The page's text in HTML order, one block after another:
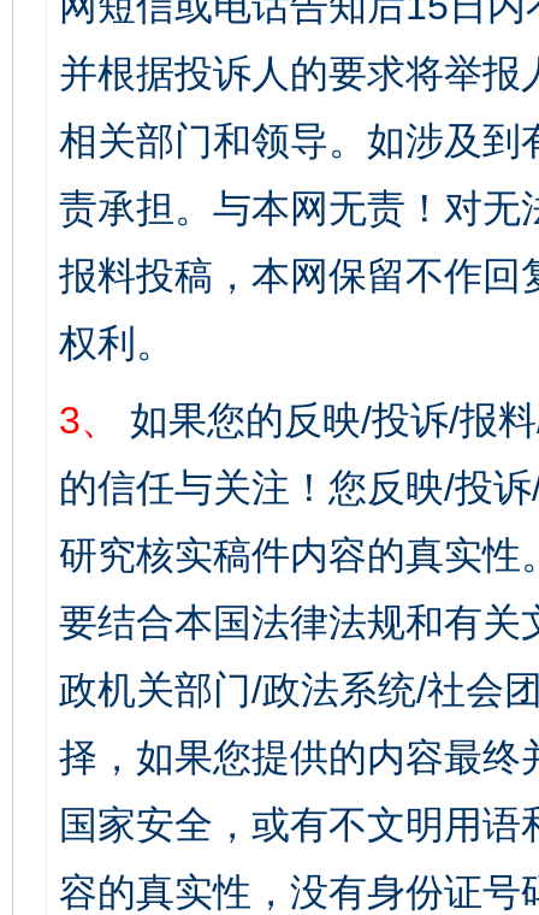
并根据投诉人的要求将举
相关部门和领导。如涉及
责承担。与本网无责！对
报料投稿，本网保留不作
权利。
3、
如果您的反映/投诉/报
的信任与关注！您反映/投
研究核实稿件内容的真实
要结合本国法律法规和有关
政机关部门/政法系统/社会
择，如果您提供的内容最
国家安全，或有不文明用
容的真实性，没有身份证